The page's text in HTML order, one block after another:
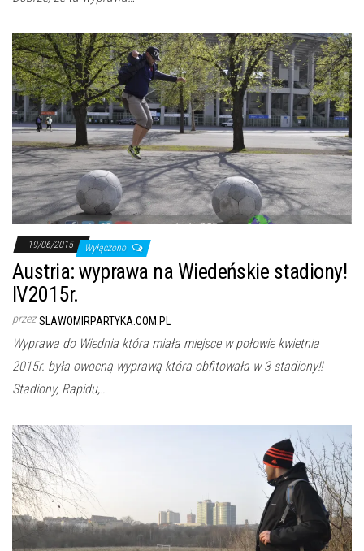
19/06/2015 Wyłączono
Austria: wyprawa na Wiedeńskie stadiony!
IV2015r.
przez SLAWOMIRPARTYKA.COM.PL
Wyprawa do Wiednia która miała miejsce w połowie kwietnia
2015r. była owocną wyprawą która obfitowała w 3 stadiony!!
Stadiony, Rapidu,…